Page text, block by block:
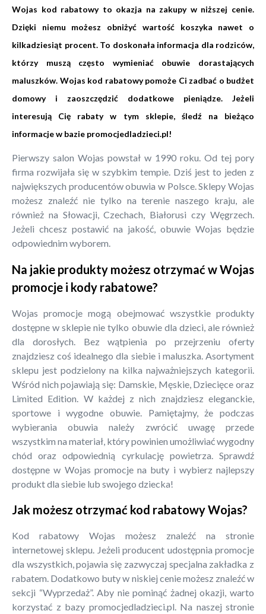
Wojas kod rabatowy to okazja na zakupy w niższej cenie.
Dzięki niemu możesz obniżyć wartość koszyka nawet o
kilkadziesiąt procent. To doskonała informacja dla rodziców,
którzy muszą często wymieniać obuwie dorastających
maluszków. Wojas kod rabatowy pomoże Ci zadbać o budżet
domowy i zaoszczędzić dodatkowe pieniądze. Jeżeli
interesują Cię rabaty w tym sklepie, śledź na bieżąco
informacje w bazie promocjedladzieci.pl!
Pierwszy salon Wojas powstał w 1990 roku. Od tej pory
firma rozwijała się w szybkim tempie. Dziś jest to jeden z
największych producentów obuwia w Polsce. Sklepy Wojas
możesz znaleźć nie tylko na terenie naszego kraju, ale
również na Słowacji, Czechach, Białorusi czy Węgrzech.
Jeżeli chcesz postawić na jakość, obuwie Wojas będzie
odpowiednim wyborem.
Na jakie produkty możesz otrzymać w Wojas
promocje i kody rabatowe?
Wojas promocje mogą obejmować wszystkie produkty
dostępne w sklepie nie tylko obuwie dla dzieci, ale również
dla dorosłych. Bez wątpienia po przejrzeniu oferty
znajdziesz coś idealnego dla siebie i maluszka. Asortyment
sklepu jest podzielony na kilka najważniejszych kategorii.
Wśród nich pojawiają się: Damskie, Męskie, Dziecięce oraz
Limited Edition. W każdej z nich znajdziesz eleganckie,
sportowe i wygodne obuwie. Pamiętajmy, że podczas
wybierania obuwia należy zwrócić uwagę przede
wszystkim na materiał, który powinien umożliwiać wygodny
chód oraz odpowiednią cyrkulację powietrza. Sprawdź
dostępne w Wojas promocje na buty i wybierz najlepszy
produkt dla siebie lub swojego dziecka!
Jak możesz otrzymać kod rabatowy Wojas?
Kod rabatowy Wojas możesz znaleźć na stronie
internetowej sklepu. Jeżeli producent udostępnia promocje
dla wszystkich, pojawia się zazwyczaj specjalna zakładka z
rabatem. Dodatkowo buty w niskiej cenie możesz znaleźć w
sekcji “Wyprzedaż”. Aby nie pominąć żadnej okazji, warto
korzystać z bazy promocjedladzieci.pl. Na naszej stronie